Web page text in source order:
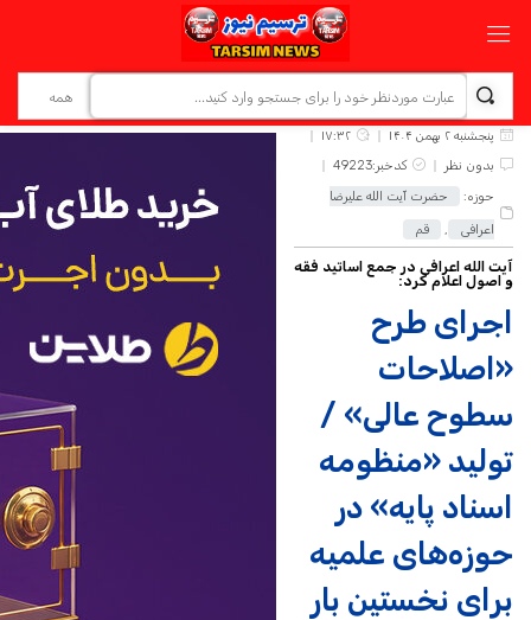
پنجشنبه ۲ بهمن ۱۴۰۴
۱۷:۳۲
بدون نظر
کدخبر:49223
حوزه:
حضرت آیت الله علیرضا
اعرافی , قم
آیت الله اعرافی در جمع اساتید فقه
و اصول اعلام کرد:
اجرای طرح‌
«اصلاحات
سطوح عالی» /
تولید «منظومه
اسناد پایه» در
حوزه‌های علمیه
برای نخستین بار